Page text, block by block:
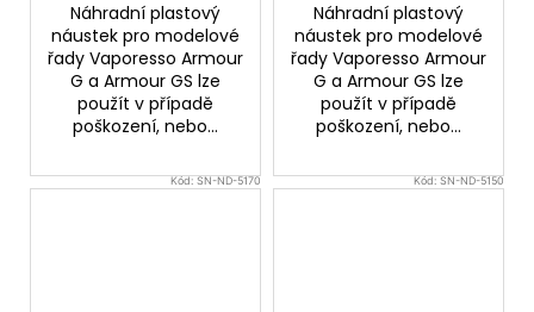
Náhradní plastový
náustek pro modelové
řady Vaporesso Armour
G a Armour GS lze
použít v případě
poškození, nebo...
Náhradní plastový
náustek pro modelové
řady Vaporesso Armour
G a Armour GS lze
použít v případě
poškození, nebo...
Kód:SN-ND-5170 Kód:SN-ND-5150